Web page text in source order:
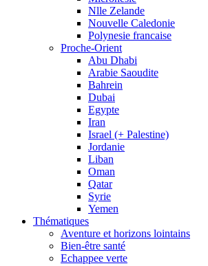
Nlle Zelande
Nouvelle Caledonie
Polynesie francaise
Proche-Orient
Abu Dhabi
Arabie Saoudite
Bahrein
Dubai
Egypte
Iran
Israel (+ Palestine)
Jordanie
Liban
Oman
Qatar
Syrie
Yemen
Thématiques
Aventure et horizons lointains
Bien-être santé
Echappee verte